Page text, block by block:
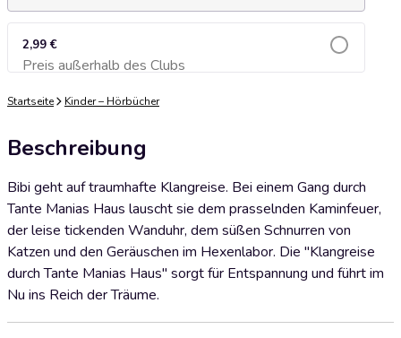
2,99 €
Preis außerhalb des ClubsZum Warenkorb hinzufügen
Startseite Kinder – Hörbücher
Beschreibung
Bibi geht auf traumhafte Klangreise. Bei einem Gang durch
Tante Manias Haus lauscht sie dem prasselnden Kaminfeuer,
der leise tickenden Wanduhr, dem süßen Schnurren von
Katzen und den Geräuschen im Hexenlabor. Die "Klangreise
durch Tante Manias Haus" sorgt für Entspannung und führt im
Nu ins Reich der Träume.